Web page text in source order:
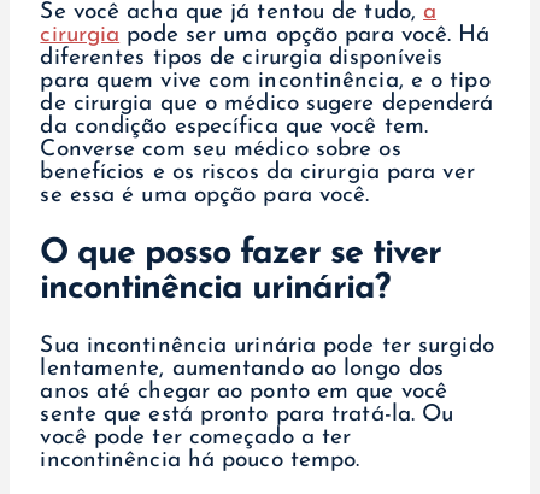
Se você acha que já tentou de tudo, a
cirurgia pode ser uma opção para você. Há
diferentes tipos de cirurgia disponíveis
para quem vive com incontinência, e o tipo
de cirurgia que o médico sugere dependerá
da condição específica que você tem.
Converse com seu médico sobre os
benefícios e os riscos da cirurgia para ver
se essa é uma opção para você.
O que posso fazer se tiver
incontinência urinária?
Sua incontinência urinária pode ter surgido
lentamente, aumentando ao longo dos
anos até chegar ao ponto em que você
sente que está pronto para tratá-la. Ou
você pode ter começado a ter
incontinência há pouco tempo.